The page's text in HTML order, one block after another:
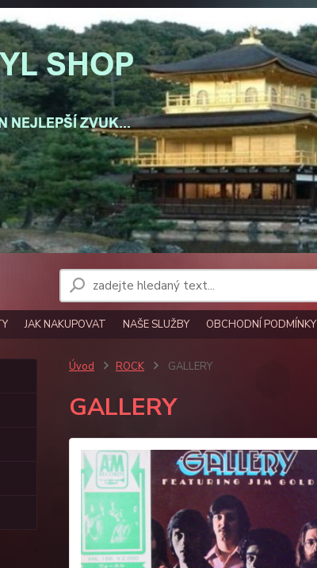
JAK NAKUPOVAT NAŠE SLUŽBY OBCHODNÍ PODMÍNKY
Úvod ROCK GALLERY
GALLERY